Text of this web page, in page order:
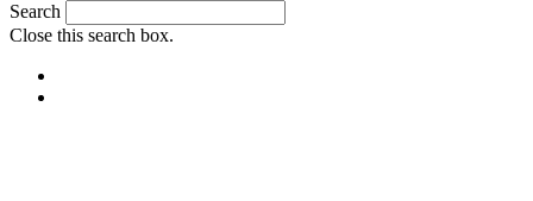
Search
Close this search box.